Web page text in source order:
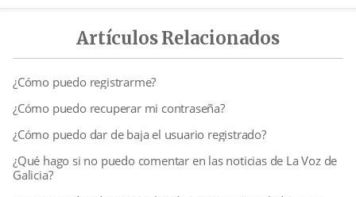
Artículos Relacionados
¿Cómo puedo registrarme?
¿Cómo puedo recuperar mi contraseña?
¿Cómo puedo dar de baja el usuario registrado?
¿Qué hago si no puedo comentar en las noticias de La Voz de
Galicia?